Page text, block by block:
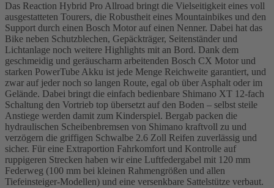
Das Reaction Hybrid Pro Allroad bringt die Vielseitigkeit eines voll
ausgestatteten Tourers, die Robustheit eines Mountainbikes und den
Support durch einen Bosch Motor auf einen Nenner. Dabei hat das
Bike neben Schutzblechen, Gepäckträger, Seitenständer und
Lichtanlage noch weitere Highlights mit an Bord. Dank dem
geschmeidig und geräuscharm arbeitenden Bosch CX Motor und
starken PowerTube Akku ist jede Menge Reichweite garantiert, und
zwar auf jeder noch so langen Route, egal ob über Asphalt oder im
Gelände. Dabei bringt die einfach bedienbare Shimano XT 12-fach
Schaltung den Vortrieb top übersetzt auf den Boden – selbst steile
Anstiege werden damit zum Kinderspiel. Bergab packen die
hydraulischen Scheibenbremsen von Shimano kraftvoll zu und
verzögern die griffigen Schwalbe 2.6 Zoll Reifen zuverlässig und
sicher. Für eine Extraportion Fahrkomfort und Kontrolle auf
ruppigeren Strecken haben wir eine Luftfedergabel mit 120 mm
Federweg (100 mm bei kleinen Rahmengrößen und allen
Tiefeinsteiger-Modellen) und eine versenkbare Sattelstütze verbaut.